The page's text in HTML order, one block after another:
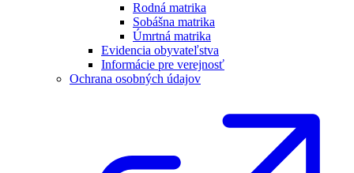
Rodná matrika
Sobášna matrika
Úmrtná matrika
Evidencia obyvateľstva
Informácie pre verejnosť
Ochrana osobných údajov